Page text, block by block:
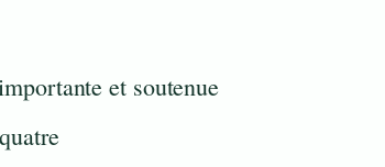
et soutenue